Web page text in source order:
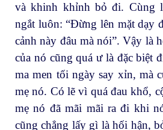
và khinh khỉnh bỏ đi. Cùng
ngắt luôn: “Đừng lên mặt dạy
cảnh này đâu mà nói”. Vậy là
của nó cũng quá ư là đặc biệt
ma men tối ngày say xỉn, mà
mẹ nó. Có lẽ vì quá đau khổ,
mẹ nó đã mãi mãi ra đi khi
cũng chẳng lấy gì là hối hận,